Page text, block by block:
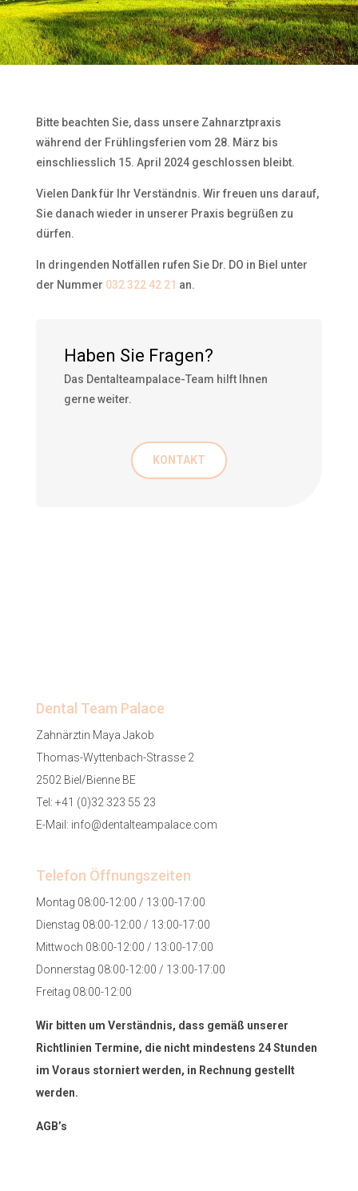
Bitte beachten Sie, dass unsere Zahnarztpraxis
während der Frühlingsferien vom 28. März bis
einschliesslich 15. April 2024 geschlossen bleibt.
Vielen Dank für Ihr Verständnis. Wir freuen uns darauf,
Sie danach wieder in unserer Praxis begrüßen zu
dürfen.
In dringenden Notfällen rufen Sie Dr. DO in Biel unter
der Nummer 032 322 42 21 an.
Haben Sie Fragen?
Das Dentalteampalace-Team hilft Ihnen
gerne weiter.
KONTAKT
Dental Team Palace
Zahnärztin Maya Jakob
Thomas-Wyttenbach-Strasse 2
2502 Biel/Bienne BE
Tel: +41 (0)32 323 55 23
E-Mail: info@dentalteampalace.com
Telefon Öffnungszeiten
Montag 08:00-12:00 / 13:00-17:00
Dienstag 08:00-12:00 / 13:00-17:00
Mittwoch 08:00-12:00 / 13:00-17:00
Donnerstag 08:00-12:00 / 13:00-17:00
Freitag 08:00-12:00
Wir bitten um Verständnis, dass gemäß unserer
Richtlinien Termine, die nicht mindestens 24 Stunden
im Voraus storniert werden, in Rechnung gestellt
werden.
AGB’s